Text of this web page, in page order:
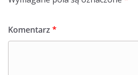
Komentarz *